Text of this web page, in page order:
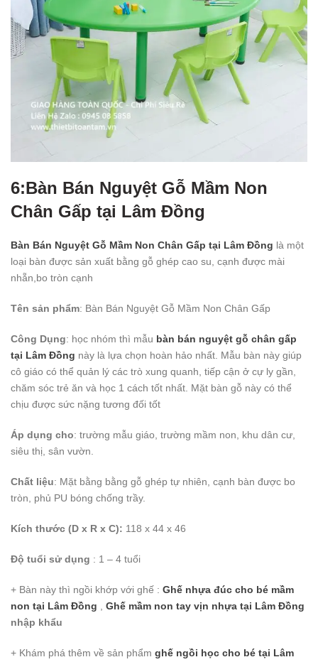
6:Bàn Bán Nguyệt Gỗ Mầm Non
Chân Gấp tại Lâm Đồng
Bàn Bán Nguyệt Gỗ Mầm Non Chân Gấp tại Lâm Đồng là một
loại bàn được sản xuất bằng gỗ ghép cao su, cạnh được mài
nhẵn,bo tròn cạnh
Tên sản phẩm: Bàn Bán Nguyệt Gỗ Mầm Non Chân Gấp
Công Dụng: học nhóm thì mẫu bàn bán nguyệt gỗ chân gấp
tại Lâm Đồng này là lựa chọn hoàn hảo nhất. Mẫu bàn này giúp
cô giáo có thể quản lý các trò xung quanh, tiếp cận ở cự ly gần,
chăm sóc trẻ ăn và học 1 cách tốt nhất. Mặt bàn gỗ này có thể
chịu được sức nặng tương đối tốt
Áp dụng cho: trường mẫu giáo, trường mầm non, khu dân cư,
siêu thị, sân vườn.
Chất liệu: Mặt bằng bằng gỗ ghép tự nhiên, cạnh bàn được bo
tròn, phủ PU bóng chống trầy.
Kích thước (D x R x C): 118 x 44 x 46
Độ tuổi sử dụng : 1 – 4 tuổi
+ Bàn này thì ngồi khớp với ghế : Ghế nhựa đúc cho bé mầm
non tại Lâm Đồng
Ghế mầm non tay vịn nhựa tại Lâm Đồng
nhập khẩu
+ Khám phá thêm về sản phẩm ghế ngồi học cho bé tại Lâm